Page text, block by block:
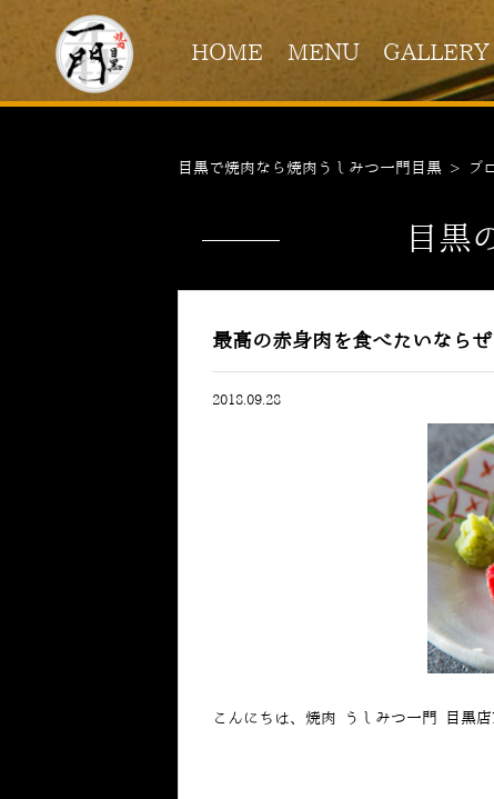
HOME MENU GALLERY
目黒で焼肉なら焼肉うしみつ一門目黒 > ブ
目黒
最高の赤身肉を食べたいなら
2018.09.28
こんにちは、焼肉 うしみつ一門 目黒店